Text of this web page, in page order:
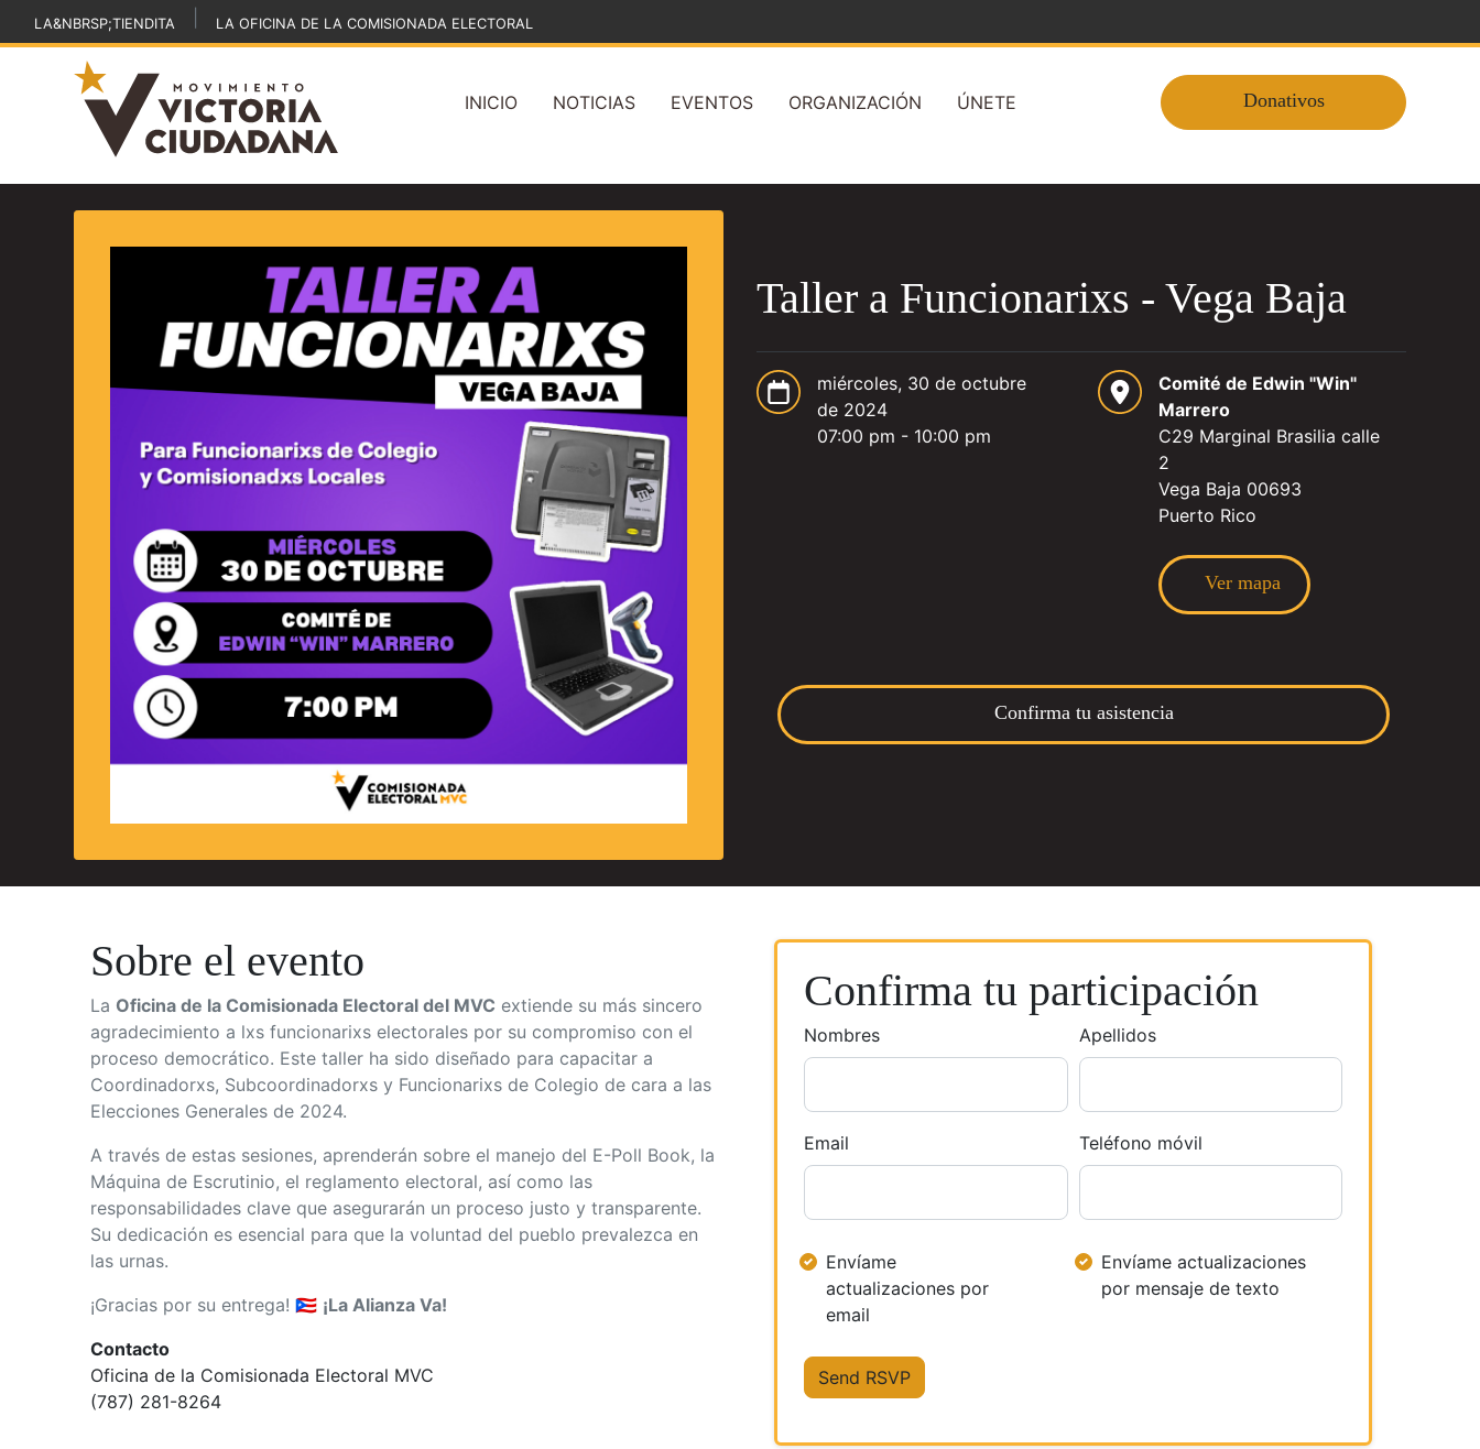
LA&NBRSP;TIENDITA LA OFICINA DE LA COMISIONADA ELECTORAL
INICIO NOTICIAS EVENTOS ORGANIZACIÓN ÚNETE Donativos
Taller a Funcionarixs - Vega Baja
miércoles, 30 de octubre
de 2024
07:00 pm - 10:00 pm
Comité de Edwin "Win"
Marrero
C29 Marginal Brasilia calle
2
Vega Baja 00693
Puerto Rico
Ver mapa
Confirma tu asistencia
Sobre el evento
La Oficina de la Comisionada Electoral del MVC extiende su más sincero
agradecimiento a lxs funcionarixs electorales por su compromiso con el
proceso democrático. Este taller ha sido diseñado para capacitar a
Coordinadorxs, Subcoordinadorxs y Funcionarixs de Colegio de cara a las
Elecciones Generales de 2024.
A través de estas sesiones, aprenderán sobre el manejo del E-Poll Book, la
Máquina de Escrutinio, el reglamento electoral, así como las
responsabilidades clave que asegurarán un proceso justo y transparente.
Su dedicación es esencial para que la voluntad del pueblo prevalezca en
las urnas.
¡Gracias por su entrega! 🇵🇷 ¡La Alianza Va!
Contacto
Oficina de la Comisionada Electoral MVC
(787) 281-8264
Confirma tu participación
Nombres Apellidos
Email Teléfono móvil
Envíame
actualizaciones por
email
Envíame actualizaciones
por mensaje de texto